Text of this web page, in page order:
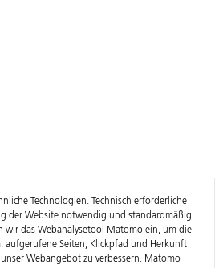
Technologien. Technisch erforderliche
der Website notwendig und standardmäßig
wir das Webanalysetool Matomo ein, um die
aufgerufene Seiten, Klickpfad und Herkunft
Webangebot zu verbessern. Matomo